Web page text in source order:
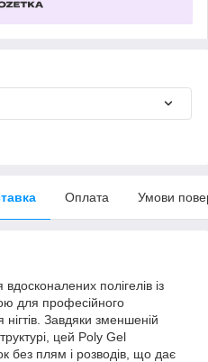
Оплата Умови
полігелів із
для професійного
Завдяки зменшеній
цей Poly Gel
без плям і розводів, що дає